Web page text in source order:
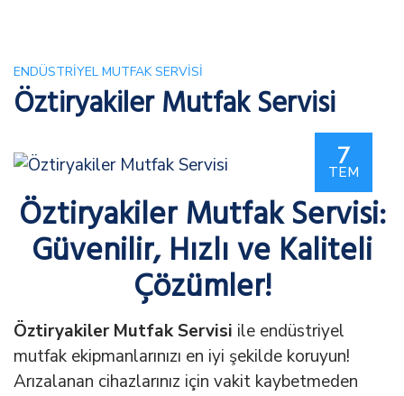
ENDÜSTRIYEL MUTFAK SERVISI
Öztiryakiler Mutfak Servisi
7
TEM
Öztiryakiler Mutfak Servisi:
Güvenilir, Hızlı ve Kaliteli
Çözümler!
Öztiryakiler Mutfak Servisi ile endüstriyel
mutfak ekipmanlarınızı en iyi şekilde koruyun!
Arızalanan cihazlarınız için vakit kaybetmeden